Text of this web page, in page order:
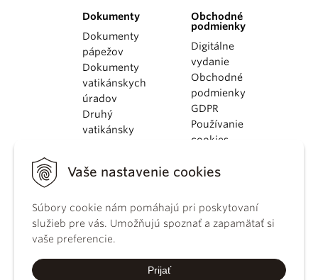
Vaše nastavenie cookies
Súbory cookie nám pomáhajú pri poskytovaní
služieb pre vás. Umožňujú spoznať a zapamätať si
vaše preferencie.
Prijať
Dokumenty
Dokumenty
pápežov
Dokumenty
vatikánskych
úradov
Druhý
vatikánsky
KBS
kánonického
práva
Katechizmus
Obchodné
podmienky
Digitálne
vydanie
Obchodné
podmienky
GDPR
Používanie
cookies